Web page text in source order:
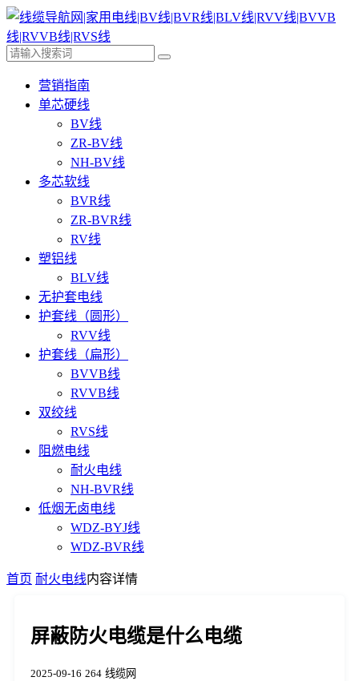
营销指南
单芯硬线
BV线
ZR-BV线
NH-BV线
多芯软线
BVR线
ZR-BVR线
RV线
塑铝线
BLV线
无护套电线
护套线（圆形）
RVV线
护套线（扁形）
BVVB线
RVVB线
双绞线
RVS线
阻燃电线
耐火电线
NH-BVR线
低烟无卤电线
WDZ-BYJ线
WDZ-BVR线
首页 耐火电线内容详情
屏蔽防火电缆是什么电缆
2025-09-16 264 线缆网